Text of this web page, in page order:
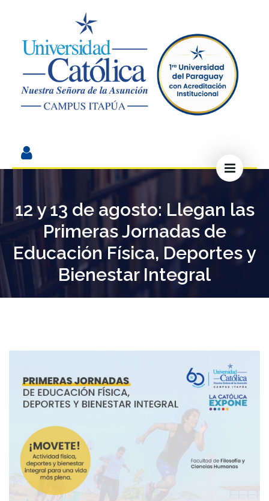
12 y 13 de agosto: Llegan las
Primeras Jornadas de
Educación Física, Deportes y
Bienestar Integral